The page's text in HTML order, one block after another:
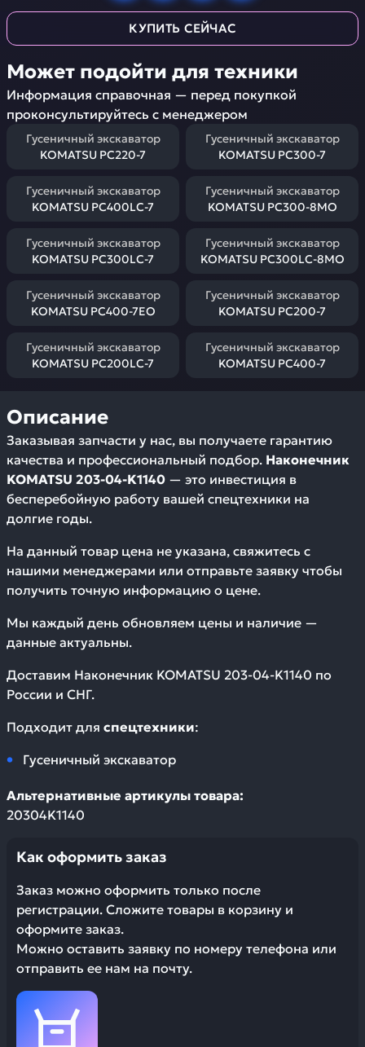
КУПИТЬ СЕЙЧАС
Может подойти для техники
Информация справочная — перед покупкой
проконсультируйтесь с менеджером
Гусеничный экскаватор
KOMATSU PC220-7
Гусеничный экскаватор
KOMATSU PC300-7
Гусеничный экскаватор
KOMATSU PC400LC-7
Гусеничный экскаватор
KOMATSU PC300-8MO
Гусеничный экскаватор
KOMATSU PC300LC-7
Гусеничный экскаватор
KOMATSU PC300LC-8MO
Гусеничный экскаватор
KOMATSU PC400-7EO
Гусеничный экскаватор
KOMATSU PC200-7
Гусеничный экскаватор
KOMATSU PC200LC-7
Гусеничный экскаватор
KOMATSU PC400-7
Описание
Заказывая запчасти у нас, вы получаете гарантию
качества и профессиональный подбор. Наконечник
KOMATSU 203-04-K1140 — это инвестиция в
бесперебойную работу вашей спецтехники на
долгие годы.
На данный товар цена не указана, свяжитесь с
нашими менеджерами или отправьте заявку чтобы
получить точную информацию о цене.
Мы каждый день обновляем цены и наличие —
данные актуальны.
Доставим Наконечник KOMATSU 203-04-K1140 по
России и СНГ.
Подходит для спецтехники:
Гусеничный экскаватор
Альтернативные артикулы товара:
20304K1140
Как оформить заказ
Заказ можно оформить только после
регистрации. Сложите товары в корзину и
оформите заказ.
Можно оставить заявку по номеру телефона или
отправить ее нам на почту.